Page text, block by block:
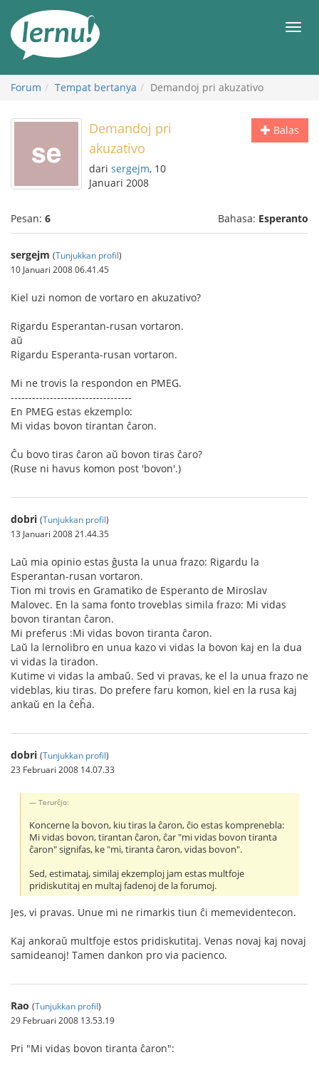
daftar
Forum Tempat bertanya Demandoj pri akuzativo
Balas
Demandoj pri
akuzativo
dari sergejm, 10
Januari 2008
Pesan: 6 Bahasa: Esperanto
sergejm (Tunjukkan profil)
10 Januari 2008 06.41.45
Kiel uzi nomon de vortaro en akuzativo?
Rigardu Esperantan-rusan vortaron.
aŭ
Rigardu Esperanta-rusan vortaron.
Mi ne trovis la respondon en PMEG.
----------------------------------
En PMEG estas ekzemplo:
Mi vidas bovon tirantan ĉaron.
Ĉu bovo tiras ĉaron aŭ bovon tiras ĉaro?
(Ruse ni havus komon post 'bovon'.)
dobri (Tunjukkan profil)
13 Januari 2008 21.44.35
Laŭ mia opinio estas ĝusta la unua frazo: Rigardu la
Esperantan-rusan vortaron.
Tion mi trovis en Gramatiko de Esperanto de Miroslav
Malovec. En la sama fonto troveblas simila frazo: Mi vidas
bovon tirantan ĉaron.
Mi preferus :Mi vidas bovon tiranta ĉaron.
Laŭ la lernolibro en unua kazo vi vidas la bovon kaj en la dua
vi vidas la tiradon.
Kutime vi vidas la ambaŭ. Sed vi pravas, ke el la unua frazo ne
videblas, kiu tiras. Do prefere faru komon, kiel en la rusa kaj
ankaŭ en la ĉeĥa.
dobri (Tunjukkan profil)
23 Februari 2008 14.07.33
Terurĉjo:
Koncerne la bovon, kiu tiras la ĉaron, ĉio estas komprenebla:
Mi vidas bovon, tirantan ĉaron, ĉar "mi vidas bovon tiranta
ĉaron" signifas, ke "mi, tiranta ĉaron, vidas bovon".
Sed, estimataj, similaj ekzemploj jam estas multfoje
pridiskutitaj en multaj fadenoj de la forumoj.
Jes, vi pravas. Unue mi ne rimarkis tiun ĉi memevidentecon.
Kaj ankoraŭ multfoje estos pridiskutitaj. Venas novaj kaj novaj
samideanoj! Tamen dankon pro via pacienco.
Rao (Tunjukkan profil)
29 Februari 2008 13.53.19
Pri "Mi vidas bovon tiranta ĉaron":